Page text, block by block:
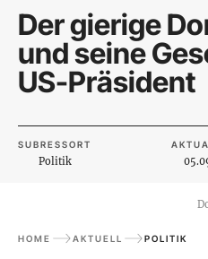
Der gierige
und seine
US-Präsident
SUBRESSORT
Politik
HOME AKTUELL POLITIK